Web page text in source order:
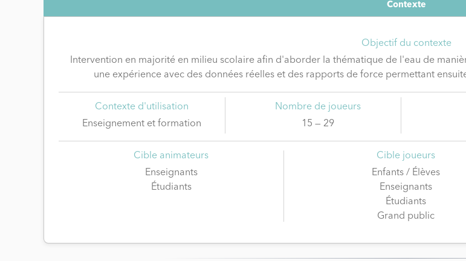
Contexte
Objectif du contexte
Intervention en majorité en milieu scolaire afin d'aborder la thématique de l'eau de
une expérience avec des données réelles et des rapports de force permettant
Contexte d'utilisation
Enseignement et formation
Nombre de joueurs
15 — 29
Cible animateurs
Enseignants
Étudiants
Cible joueurs
Enfants / Élèves
Enseignants
Étudiants
Grand public